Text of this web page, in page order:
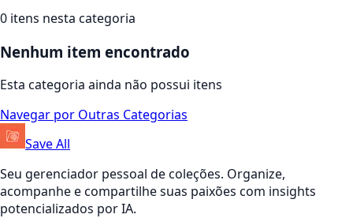
0 itens nesta categoria
Nenhum item encontrado
Esta categoria ainda não possui itens
Navegar por Outras Categorias
Save All
Seu gerenciador pessoal de coleções. Organize,
acompanhe e compartilhe suas paixões com insights
potencializados por IA.